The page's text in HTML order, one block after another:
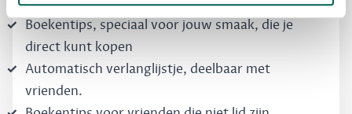
Boekentips, speciaal voor jouw smaak, die je
direct kunt kopen
Automatisch verlanglijstje, deelbaar met
vrienden.